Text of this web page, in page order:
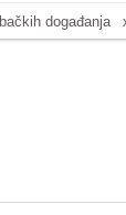
događanja